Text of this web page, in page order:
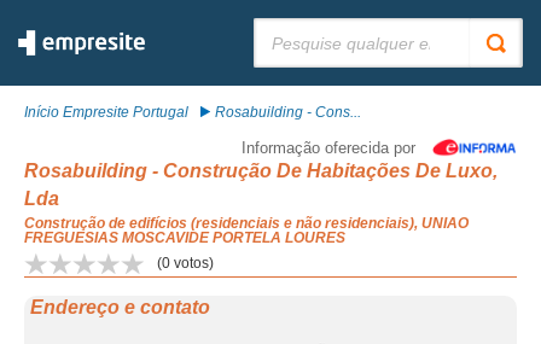
Início Empresite Portugal Rosabuilding - Cons...
Informação oferecida por
Rosabuilding - Construção De Habitações De Luxo,
Lda
Construção de edifícios (residenciais e não residenciais), UNIAO
FREGUESIAS MOSCAVIDE PORTELA LOURES
(0 votos)
Endereço e contato